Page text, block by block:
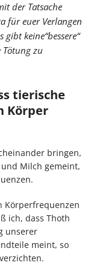
der Tatsache
für euer Verlangen
keine“bessere“
Tötung zu
tierische
Körper
bringen,
Milch gemeint,
Körperfrequenzen
ich, dass Thoth
unserer
meint, so